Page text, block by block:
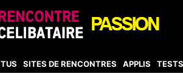
SITES DE RENCONTRES APPLIS TESTS